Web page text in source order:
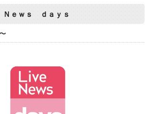
ｅｗｓ ｄａｙｓ